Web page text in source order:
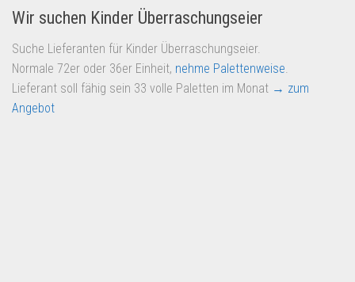
Wir suchen Kinder Überraschungseier
Suche Lieferanten für Kinder Überraschungseier.
Normale 72er oder 36er Einheit, nehme Palettenweise.
Lieferant soll fähig sein 33 volle Paletten im Monat → zum
Angebot